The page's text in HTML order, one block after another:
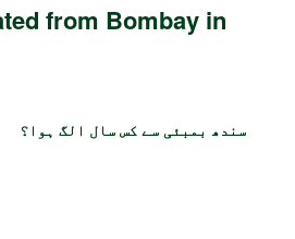
from Bombay in
سندھ بمبئی سے کس سال الگ ہوا؟